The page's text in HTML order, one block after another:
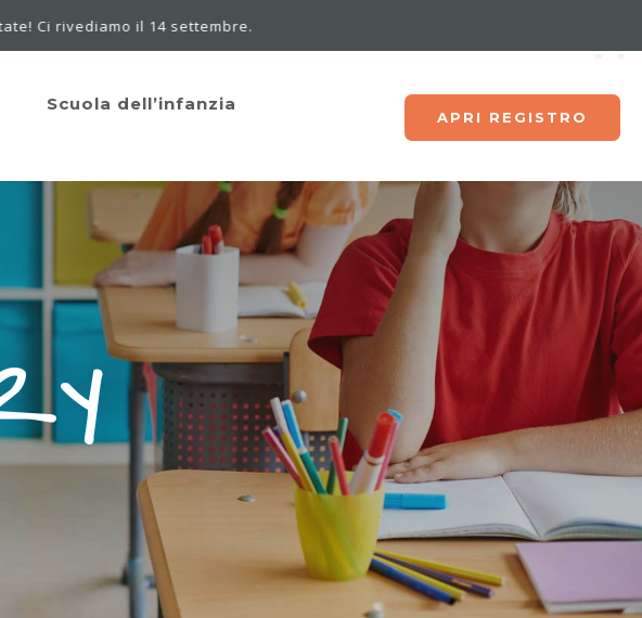
il 14 settembre.
Scuola dell’infanzia
APRI REGISTRO